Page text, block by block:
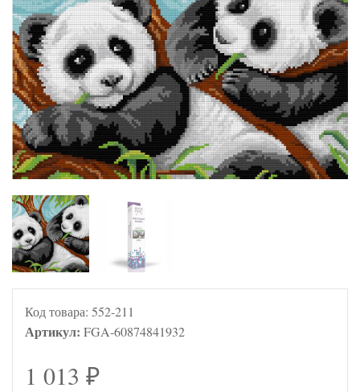
Код товара: 552-211
Артикул: FGA-60874841932
1 013 ₽